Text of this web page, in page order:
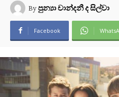
Byපුන්‍යා චාන්දනී ද සිල්වා
Facebook